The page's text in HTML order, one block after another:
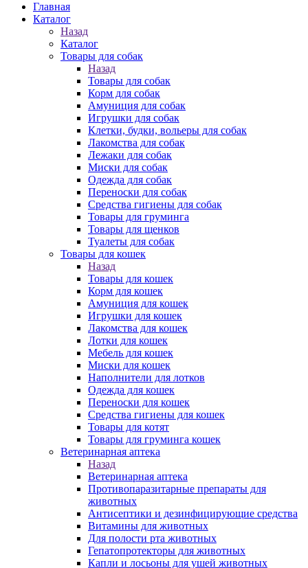
Главная
Каталог
Назад
Каталог
Товары для собак
Назад
Товары для собак
Корм для собак
Амуниция для собак
Игрушки для собак
Клетки, будки, вольеры для собак
Лакомства для собак
Лежаки для собак
Миски для собак
Одежда для собак
Переноски для собак
Средства гигиены для собак
Товары для груминга
Товары для щенков
Туалеты для собак
Товары для кошек
Назад
Товары для кошек
Корм для кошек
Амуниция для кошек
Игрушки для кошек
Лакомства для кошек
Лотки для кошек
Мебель для кошек
Миски для кошек
Наполнители для лотков
Одежда для кошек
Переноски для кошек
Средства гигиены для кошек
Товары для котят
Товары для груминга кошек
Ветеринарная аптека
Назад
Ветеринарная аптека
Противопаразитарные препараты для
животных
Антисептики и дезинфицирующие средства
Витамины для животных
Для полости рта животных
Гепатопротекторы для животных
Капли и лосьоны для ушей животных